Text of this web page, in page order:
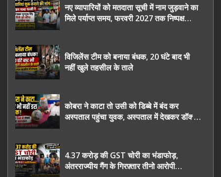
नए व्यापारियों को मतदाता सूची में नाम जुड़वाने का
मिले पर्याप्त समय, फरवरी 2027 तक निष्पक्ष
विजिलेंस टीम को बनाया बंधक, 20 घंटे बाद भी
नहीं खुले तहसील के ताले
कोबरा ने काटा तो उसी को डिब्बे में बंद कर
अस्पताल पहुंचा युवक, अस्पताल में देखकर डॉक्टर
4.37 करोड़ की GST चोरी का भंडाफोड़,
अंतरराज्यीय गैंग के गिरफ़्तार तीनो आरोपी